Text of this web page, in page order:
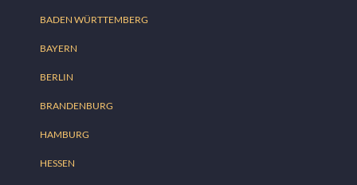
BADEN WÜRTTEMBERG
BAYERN
BERLIN
BRANDENBURG
HAMBURG
HESSEN